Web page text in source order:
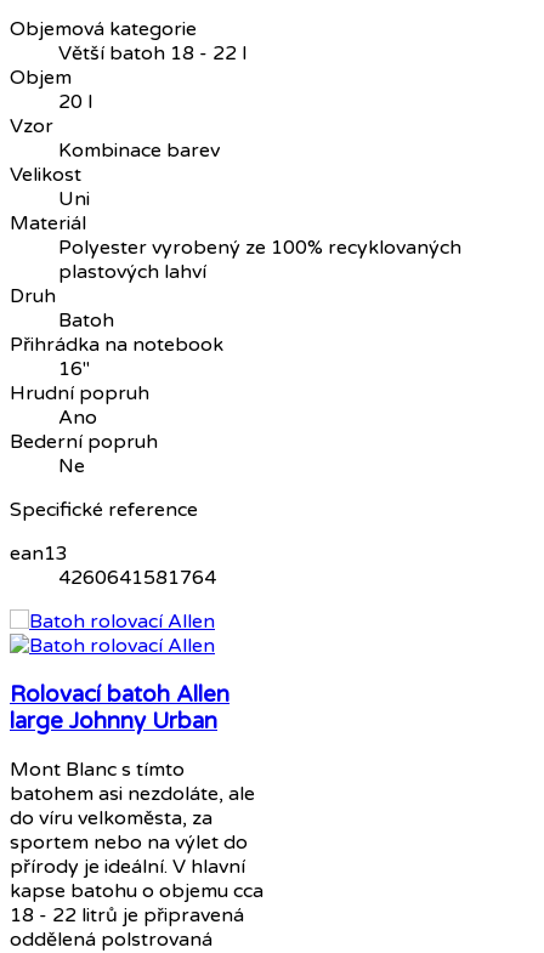
Objemová kategorie
Větší batoh 18 - 22 l
Objem
20 l
Vzor
Kombinace barev
Velikost
Uni
Materiál
Polyester vyrobený ze 100% recyklovaných
plastových lahví
Druh
Batoh
Přihrádka na notebook
16"
Hrudní popruh
Ano
Bederní popruh
Ne
Specifické reference
ean13
4260641581764
Rolovací batoh Allen
large Johnny Urban
Mont Blanc s tímto
batohem asi nezdoláte, ale
do víru velkoměsta, za
sportem nebo na výlet do
přírody je ideální. V hlavní
kapse batohu o objemu cca
18 - 22 litrů je připravená
oddělená polstrovaná